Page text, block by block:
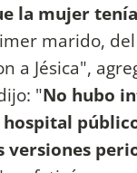
la mujer
marido,
a Jésica",
"No hubo
versiones